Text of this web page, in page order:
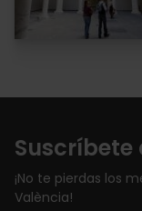
Suscríbete
¡No te pierdas los
València!